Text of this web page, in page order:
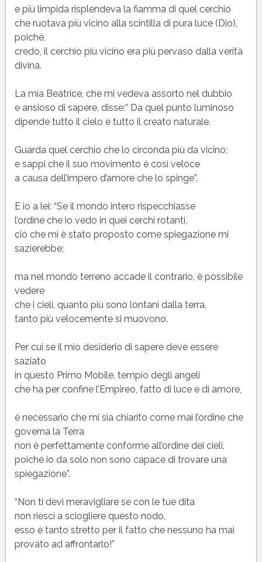
e più limpida risplendeva la fiamma di quel cerchio
che ruotava più vicino alla scintilla di pura luce (Dio),
poiché,
credo, il cerchio più vicino era più pervaso dalla verità
divina.
La mia Beatrice, che mi vedeva assorto nel dubbio
e ansioso di sapere, disse:” Da quel punto luminoso
dipende tutto il cielo e tutto il creato naturale.
Guarda quel cerchio che lo circonda più da vicino;
e sappi che il suo movimento è così veloce
a causa dell’impero d’amore che lo spinge”.
E io a lei: “Se il mondo intero rispecchiasse
l’ordine che io vedo in quei cerchi rotanti,
ciò che mi è stato proposto come spiegazione mi
sazierebbe;
ma nel mondo terreno accade il contrario, è possibile
vedere
che i cieli, quanto più sono lontani dalla terra,
tanto più velocemente si muovono.
Per cui se il mio desiderio di sapere deve essere
saziato
in questo Primo Mobile, tempio degli angeli
che ha per confine l’Empireo, fatto di luce e di amore,
è necessario che mi sia chiarito come mai l’ordine che
governa la Terra
non è perfettamente conforme all’ordine dei cieli,
poiché io da solo non sono capace di trovare una
spiegazione”.
“Non ti devi meravigliare se con le tue dita
non riesci a sciogliere questo nodo,
esso è tanto stretto per il fatto che nessuno ha mai
provato ad affrontarlo!”